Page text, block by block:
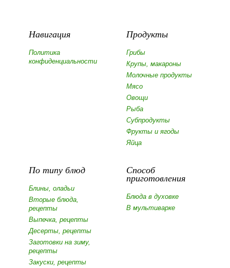
Навигация
Политика
конфиденциальности
Продукты
Грибы
Крупы, макароны
Молочные продукты
Мясо
Овощи
Рыба
Субпродукты
Фрукты и ягоды
Яйца
По типу блюд
Блины, оладьи
Вторые блюда,
рецепты
Выпечка, рецепты
Десерты, рецепты
Заготовки на зиму,
рецепты
Закуски, рецепты
Способ
приготовления
Блюда в духовке
В мультиварке